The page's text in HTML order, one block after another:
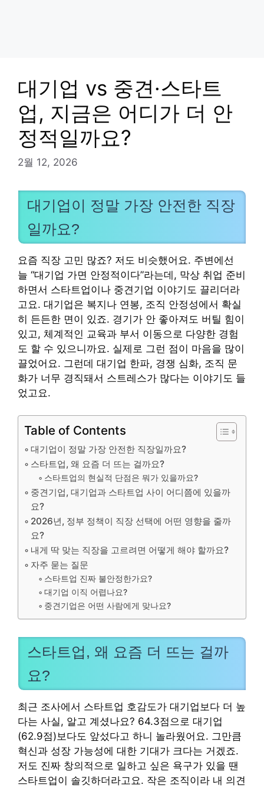
대기업 vs 중견·스타트
업, 지금은 어디가 더 안
정적일까요?
2월 12, 2026
대기업이 정말 가장 안전한 직장
일까요?
요즘 직장 고민 많죠? 저도 비슷했어요. 주변에선
늘 “대기업 가면 안정적이다”라는데, 막상 취업 준비
하면서 스타트업이나 중견기업 이야기도 끌리더라
고요. 대기업은 복지나 연봉, 조직 안정성에서 확실
히 든든한 면이 있죠. 경기가 안 좋아져도 버틸 힘이
있고, 체계적인 교육과 부서 이동으로 다양한 경험
도 할 수 있으니까요. 실제로 그런 점이 마음을 많이
끌었어요. 그런데 대기업 한파, 경쟁 심화, 조직 문
화가 너무 경직돼서 스트레스가 많다는 이야기도 들
었고요.
Table of Contents
대기업이 정말 가장 안전한 직장일까요?
스타트업, 왜 요즘 더 뜨는 걸까요?
스타트업의 현실적 단점은 뭐가 있을까요?
중견기업, 대기업과 스타트업 사이 어디쯤에 있을까
요?
2026년, 정부 정책이 직장 선택에 어떤 영향을 줄까
요?
내게 딱 맞는 직장을 고르려면 어떻게 해야 할까요?
자주 묻는 질문
스타트업 진짜 불안정한가요?
대기업 이직 어렵나요?
중견기업은 어떤 사람에게 맞나요?
스타트업, 왜 요즘 더 뜨는 걸까
요?
최근 조사에서 스타트업 호감도가 대기업보다 더 높
다는 사실, 알고 계셨나요? 64.3점으로 대기업
(62.9점)보다도 앞섰다고 하니 놀라웠어요. 그만큼
혁신과 성장 가능성에 대한 기대가 크다는 거겠죠.
저도 진짜 창의적으로 일하고 싶은 욕구가 있을 땐
스타트업이 솔깃하더라고요. 작은 조직이라 내 의견